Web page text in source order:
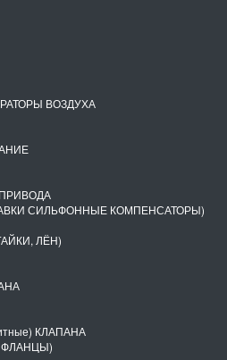
ВОЗДУХА
СИЛЬФОННЫЕ КОМПЕНСАТОРЫ)
ЛЁН)
КЛАПАНА